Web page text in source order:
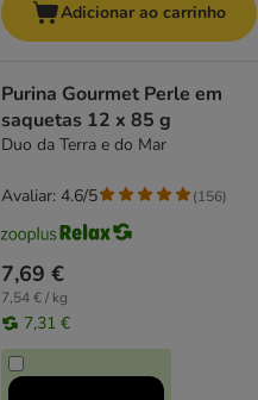
Adicionar ao carrinho
Purina Gourmet Perle em
saquetas 12 x 85 g
Duo da Terra e do Mar
7,69 €
7,54 € / kg
7,31 €
Avaliar: 4.6/5 (156)